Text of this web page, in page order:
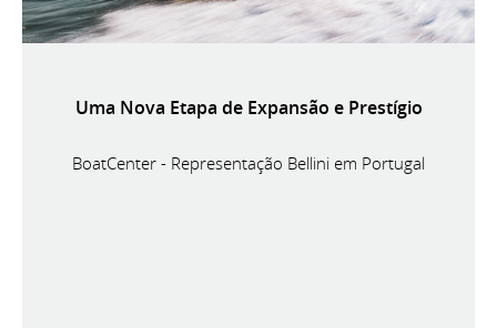
Uma Nova Etapa de Expansão e Prestígio
BoatCenter - Representação Bellini em Portugal